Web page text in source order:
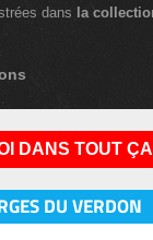
dans la
DANS TOUT
DU VERDON